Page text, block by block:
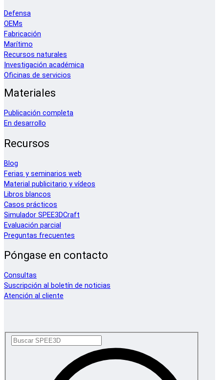
Defensa
OEMs
Fabricación
Marítimo
Recursos naturales
Investigación académica
Oficinas de servicios
Materiales
Publicación completa
En desarrollo
Recursos
Blog
Ferias y seminarios web
Material publicitario y vídeos
Libros blancos
Casos prácticos
Simulador SPEE3DCraft
Evaluación parcial
Preguntas frecuentes
Póngase en contacto
Consultas
Suscripción al boletín de noticias
Atención al cliente